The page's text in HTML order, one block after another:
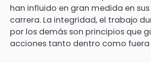
han influido en gran medida en
carrera. La integridad, el trabajo
por los demás son principios que
acciones tanto dentro como